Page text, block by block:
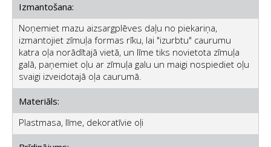
Izmantošana:
Noņemiet mazu aizsargplēves daļu no piekariņa,
izmantojiet zīmuļa formas rīku, lai "izurbtu" caurumu
katra oļa norādītajā vietā, un līme tiks novietota zīmuļa
galā, paņemiet oļu ar zīmuļa galu un maigi nospiediet oļu
svaigi izveidotajā oļa caurumā.
Materiāls:
Plastmasa, līme, dekoratīvie oļi